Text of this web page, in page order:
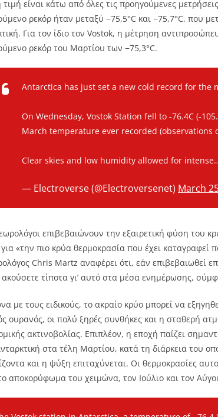
είναι κάτω από όλες τις προηγούμενες
ρεκόρ ήταν μεταξύ −75,5°C και −75,7°C, που
Για τον ίδιο τον Vostok, η μέτρηση
ρεκόρ του Μαρτίου των −75,3°C.
Antarctica has just set a new cold record for the
On Wednesday, Vostok Station fell to -76.4C (-
March temperature ever recorded (observations
Clear skies and low humidity allowed for
— Electroverse (@Electroversenet) March
επιβεβαιώνουν την εξαιρετική φύση του
για «την πιο κρύα θερμοκρασία που έχει
Chris Martz αναφέρει ότι, εάν επιβεβαιωθεί
τίποτα γι’ αυτό στα μέσα ενημέρωσης,
με τους ειδικούς, το ακραίο κρύο μπορεί να
ουρανός, οι πολύ ξηρές συνθήκες και η σταθερή
ακτινοβολίας. Επιπλέον, η εποχή παίζει
στα τέλη Μαρτίου, κατά τη διάρκεια του
και η ψύξη επιταχύνεται. Οι θερμοκρασίες
αποκορύφωμα του χειμώνα, τον Ιούλιο και τον